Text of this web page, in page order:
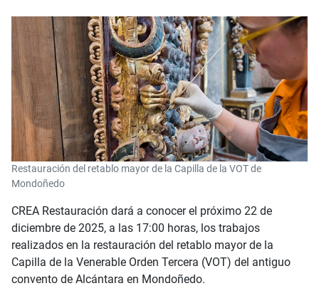
Restauración del retablo mayor de la Capilla de la VOT de
Mondoñedo
CREA Restauración dará a conocer el próximo 22 de
diciembre de 2025, a las 17:00 horas, los trabajos
realizados en la restauración del retablo mayor de la
Capilla de la Venerable Orden Tercera (VOT) del antiguo
convento de Alcántara en Mondoñedo.